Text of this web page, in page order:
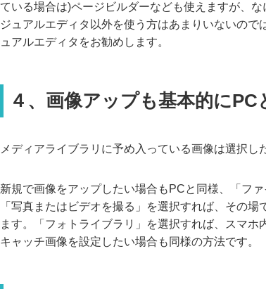
ている場合は)ページビルダーなども使えますが、
ジュアルエディタ以外を使う方はあまりいないので
ュアルエディタをお勧めします。
４、画像アップも基本的にPC
メディアライブラリに予め入っている画像は選択し
新規で画像をアップしたい場合もPCと同様、「フ
「写真またはビデオを撮る」を選択すれば、その
ます。「フォトライブラリ」を選択すれば、スマホ
キャッチ画像を設定したい場合も同様の方法です。